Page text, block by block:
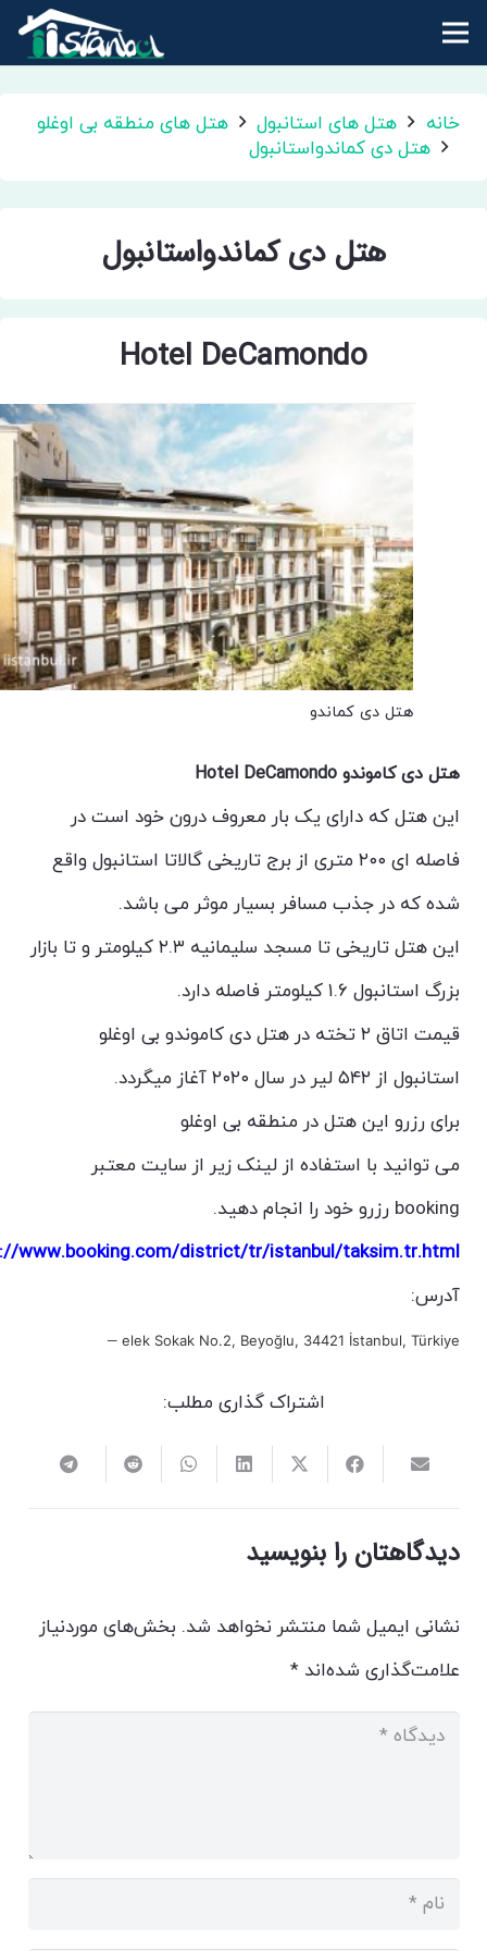
خانه هتل های استانبول
هتل های منطقه بی اوغلو
هتل دی کماندواستانبول
هتل دی کماندواستانبول
Hotel DeCamondo
هتل دی کماندو
هتل دی کاموندو Hotel DeCamondo
این هتل که دارای یک بار معروف درون خود است در
فاصله ای ۲۰۰ متری از برج تاریخی گالاتا استانبول واقع
شده که در جذب مسافر بسیار موثر می باشد.
این هتل تاریخی تا مسجد سلیمانیه ۲.۳ کیلومتر و تا بازار
بزرگ استانبول ۱.۶ کیلومتر فاصله دارد.
قیمت اتاق ۲ تخته در هتل دی کاموندو بی اوغلو
استانبول از ۵۴۲ لیر در سال ۲۰۲۰ آغاز میگردد.
برای رزرو این هتل در منطقه بی اوغلو
می توانید با استفاده از لینک زیر از سایت معتبر
booking رزرو خود را انجام دهید.
www.booking.com/district/tr/istanbul/taksim.tr.html
آدرس:
elek Sokak No.2, Beyoğlu, 34421 İstanbul, Türkiye
–
اشتراک گذاری مطلب:
دیدگاهتان را بنویسید
نشانی ایمیل شما منتشر نخواهد شد. بخش‌های موردنیاز
علامت‌گذاری شده‌اند*